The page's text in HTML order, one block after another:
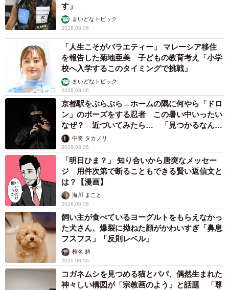
す」
まいどなトピック
2026.08.06
「人生こそがバラエティー」 マレーシア移住
を報告した菊地亜美 子どもの教育考え「小学
校へ入学するこのタイミングで挑戦」
まいどなトピック
2026.08.06
京都駅をぶらぶら→ホームの隅に何やら「ドロ
ン」のポーズをする忍者 この暑い中いったい
なぜ？ 近づいてみたら… 「見つかるなんて
未熟」中将 タカノリ
2026.08.06
「明日ひま？」 知り合いから唐突なメッセー
ジ 用件次第で断ることもできる賢い返信文と
は？【漫画】
海川 まこと
2026.08.06
飼い主が食べているヨーグルトをもらえなかっ
た犬さん、爆裂に拗ねた顔がかわいすぎ「鼻息
フスフス」「反則レベル」
椎名 碧
2026.08.06
コガネムシを見つめる猫とパパ、偶然生まれた
神々しい構図が「宗教画のよう」と話題 「尊